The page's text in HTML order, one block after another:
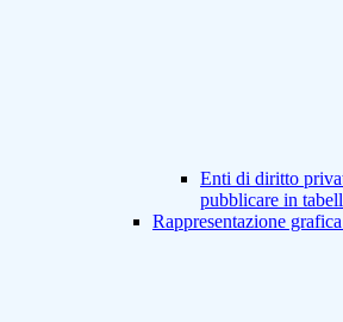
Enti di diritto
pubblicare in
Rappresentazione grafica